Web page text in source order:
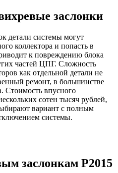
заслонки
детали системы могут
коллектора и попасть в
к повреждению блока
частей ЦПГ. Сложность
как отдельной детали не
ремонт, в большинстве
Стоимость впусного
сотен тысяч рублей,
вариант с полным
системы.
заслонкам P2015